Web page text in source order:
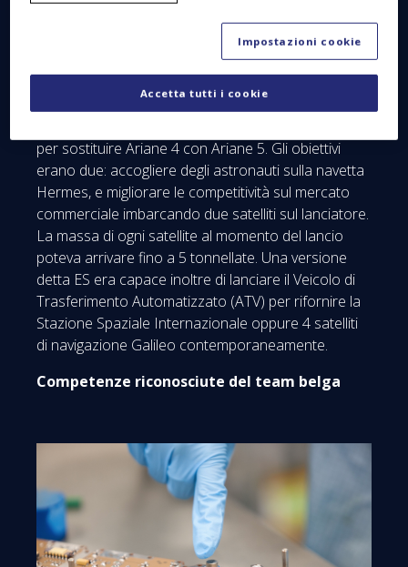
per sostituire Ariane 4 con Ariane 5. Gli obiettivi
erano due: accogliere degli astronauti sulla navetta
Hermes, e migliorare le competitività sul mercato
commerciale imbarcando due satelliti sul lanciatore.
La massa di ogni satellite al momento del lancio
poteva arrivare fino a 5 tonnellate. Una versione
detta ES era capace inoltre di lanciare il Veicolo di
Trasferimento Automatizzato (ATV) per rifornire la
Stazione Spaziale Internazionale oppure 4 satelliti
di navigazione Galileo contemporaneamente.
Competenze riconosciute del team belga
Impostazioni cookie
Accetta tutti i cookie